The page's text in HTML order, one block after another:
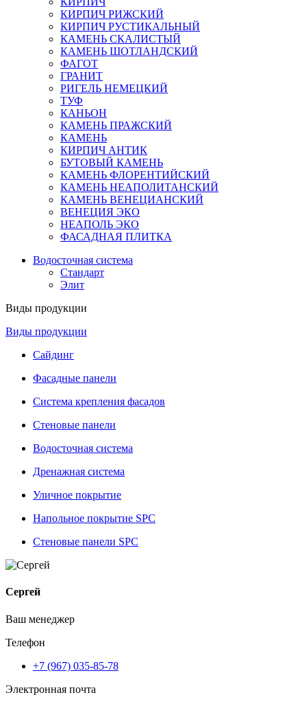
КИРПИЧ РИЖСКИЙ
КИРПИЧ РУСТИКАЛЬНЫЙ
КАМЕНЬ СКАЛИСТЫЙ
КАМЕНЬ ШОТЛАНДСКИЙ
ФАГОТ
ГРАНИТ
РИГЕЛЬ НЕМЕЦКИЙ
ТУФ
КАНЬОН
КАМЕНЬ ПРАЖСКИЙ
КАМЕНЬ
КИРПИЧ АНТИК
БУТОВЫЙ КАМЕНЬ
КАМЕНЬ ФЛОРЕНТИЙСКИЙ
КАМЕНЬ НЕАПОЛИТАНСКИЙ
КАМЕНЬ ВЕНЕЦИАНСКИЙ
ВЕНЕЦИЯ ЭКО
НЕАПОЛЬ ЭКО
ФАСАДНАЯ ПЛИТКА
Водосточная система
Стандарт
Элит
Виды продукции
Виды продукции
Сайдинг
Фасадные панели
Система крепления фасадов
Стеновые панели
Водосточная система
Дренажная система
Уличное покрытие
Напольное покрытие SPC
Стеновые панели SPC
Сергей
Ваш менеджер
Телефон
+7 (967) 035-85-78
Электронная почта